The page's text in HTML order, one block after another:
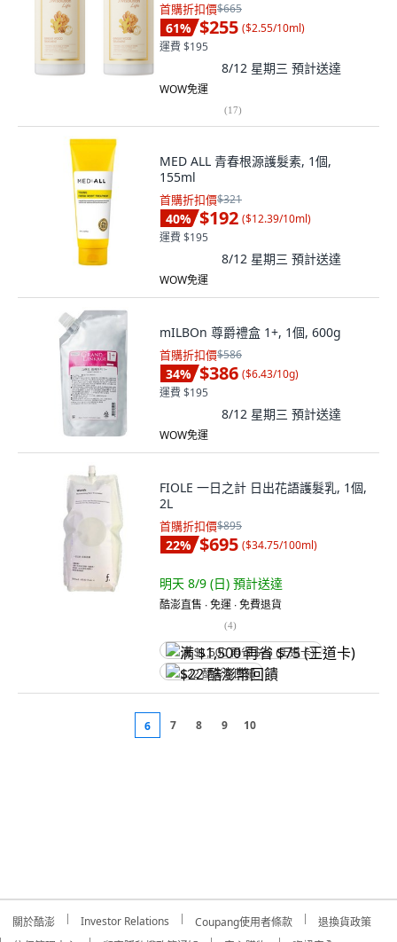
首購折扣價$665
61% $255 ($2.55/10ml)
運費 $195
8/12 星期三 預計送達
WOW免運
(17)
MED ALL 青春根源護髮素, 1個,
155ml
首購折扣價$321
40% $192 ($12.39/10ml)
運費 $195
8/12 星期三 預計送達
WOW免運
mILBOn 尊爵禮盒 1+, 1個, 600g
首購折扣價$586
34% $386 ($6.43/10g)
運費 $195
8/12 星期三 預計送達
WOW免運
FIOLE 一日之計 日出花語護髮乳, 1個,
2L
首購折扣價$895
22% $695 ($34.75/100ml)
明天 8/9 (日) 預計送達
酷澎直售 ∙ 免運 ∙ 免費退貨
(4)
满 $1,500 再省 $75 (王道卡)
$22 酷澎幣回饋
6 7 8 9 10
關於酷澎 Investor Relations Coupang使用者條款
退換貨政策